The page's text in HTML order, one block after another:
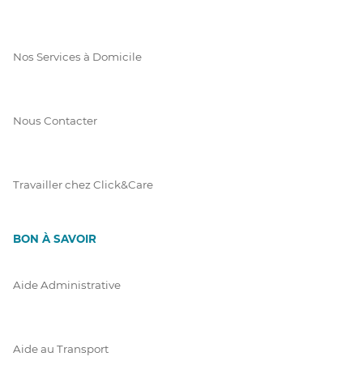
Nos Services à Domicile
Nous Contacter
Travailler chez Click&Care
BON À SAVOIR
Aide Administrative
Aide au Transport